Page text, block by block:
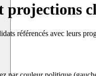
projections
référencés avec leurs